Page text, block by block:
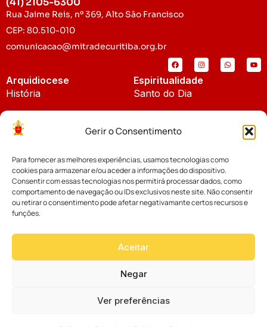
Gerir o Consentimento
Para fornecer as melhores experiências, usamos tecnologias como
cookies para armazenar e/ou aceder a informações do dispositivo.
Consentir com essas tecnologias nos permitirá processar dados, como
comportamento de navegação ou IDs exclusivos neste site. Não consentir
ou retirar o consentimento pode afetar negativamante certos recursos e
funções.
Aceitar
Negar
Ver preferências
Rua Jaime Reis, nº 369, Alto São Francisco
CEP: 80.510-010
comunicacao@mitradecuritiba.org.br
Arquidiocese
História
Padroeira
Espiritualidade
Santo do Dia
Notícias
Notícias da Arquidiocese
Notícias Cáritas
Palavra dos Bispos
Cúria Diocesana
Fundo Diocesano
Vicariatos da Educação
Eventos